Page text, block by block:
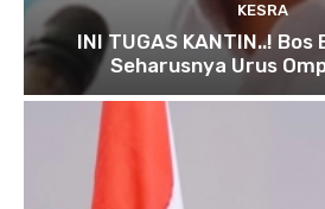
KESRA
INI TUGAS KANTIN..! Bos
Seharusnya Urus